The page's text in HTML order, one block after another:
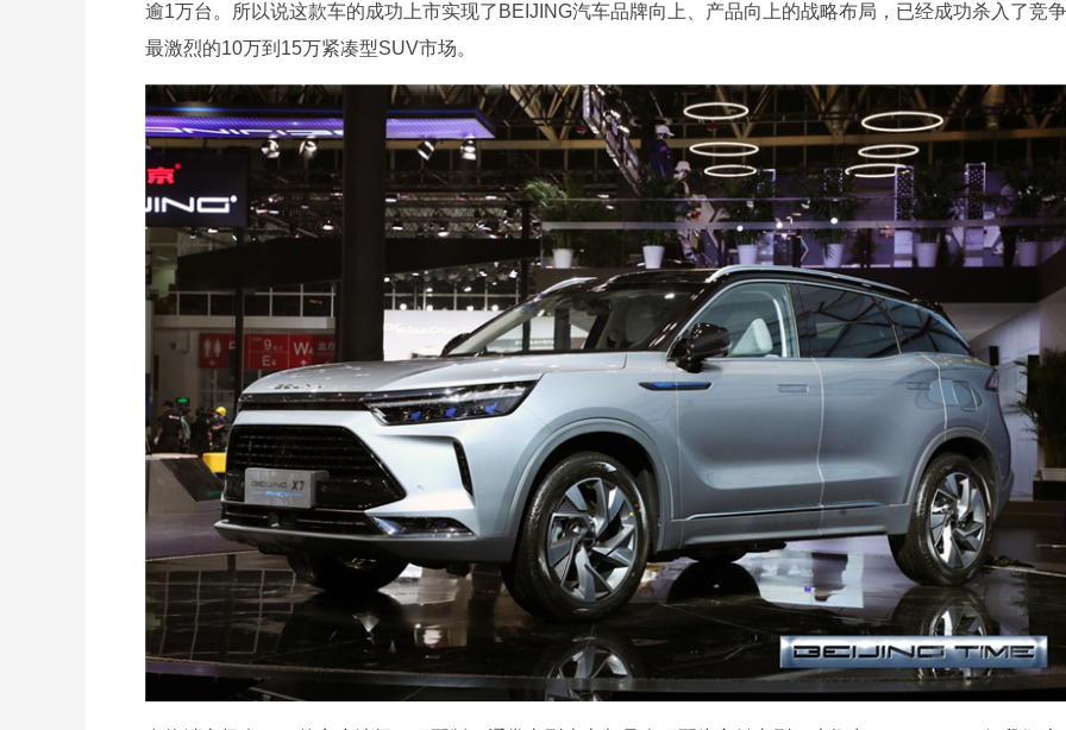
逾1万台。所以说这款车的成功上市实现了BEIJING汽车品牌向上、产品向上的战略布局，已经成功杀入了竞争
最激烈的10万到15万紧凑型SUV市场。